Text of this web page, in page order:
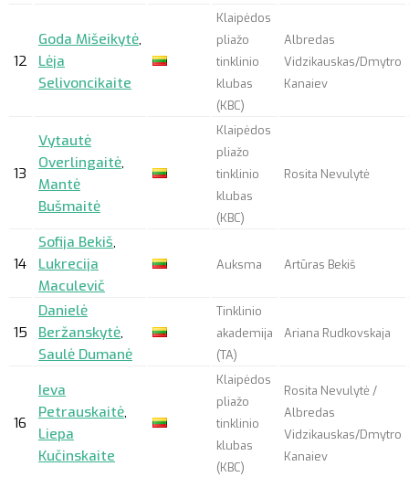
12
Goda Mišeikytė,
Lėja
Selivoncikaite
Klaipėdos
pliažo
tinklinio
klubas
(KBC)
Albredas
Vidzikauskas/Dmytro
Kanaiev
13
Vytautė
Overlingaitė,
Mantė
Bušmaitė
Klaipėdos
pliažo
tinklinio
klubas
(KBC)
Rosita Nevulytė
14
Sofija Bekiš,
Lukrecija
Maculevič
Auksma Artūras Bekiš
15
Danielė
Beržanskytė,
Saulė Dumanė
Tinklinio
akademija
(TA)
Ariana Rudkovskaja
16
Ieva
Petrauskaitė,
Liepa
Kučinskaite
Klaipėdos
pliažo
tinklinio
klubas
(KBC)
Rosita Nevulytė /
Albredas
Vidzikauskas/Dmytro
Kanaiev